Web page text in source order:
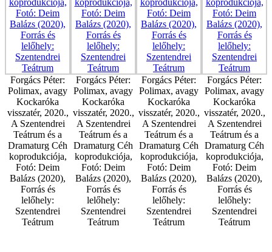
Forgács Péter:
Polimax, avagy
Kockaróka
visszatér, 2020.,
A Szentendrei
Teátrum és a
Dramaturg Céh
koprodukciója,
Fotó: Deim
Balázs (2020),
Forrás és
lelőhely:
Szentendrei
Teátrum
Forgács Péter:
Polimax, avagy
Kockaróka
visszatér, 2020.,
A Szentendrei
Teátrum és a
Dramaturg Céh
koprodukciója,
Fotó: Deim
Balázs (2020),
Forrás és
lelőhely:
Szentendrei
Teátrum
Forgács Péter:
Polimax, avagy
Kockaróka
visszatér, 2020.,
A Szentendrei
Teátrum és a
Dramaturg Céh
koprodukciója,
Fotó: Deim
Balázs (2020),
Forrás és
lelőhely:
Szentendrei
Teátrum
Forgács Péter:
Polimax, avagy
Kockaróka
visszatér, 2020.,
A Szentendrei
Teátrum és a
Dramaturg Céh
koprodukciója,
Fotó: Deim
Balázs (2020),
Forrás és
lelőhely:
Szentendrei
Teátrum